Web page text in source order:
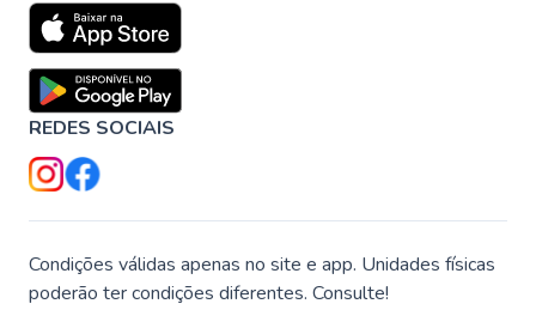
REDES SOCIAIS
Condições válidas apenas no site e app. Unidades físicas
poderão ter condições diferentes. Consulte!